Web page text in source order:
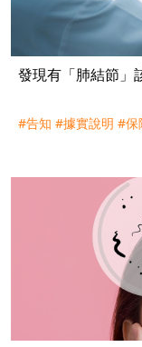
發現有「肺結節」
#告知 #據實說明 #保